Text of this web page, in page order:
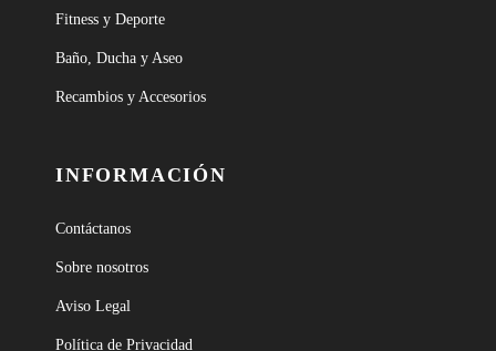
Fitness y Deporte
Baño, Ducha y Aseo
Recambios y Accesorios
INFORMACIÓN
Contáctanos
Sobre nosotros
Aviso Legal
Política de Privacidad